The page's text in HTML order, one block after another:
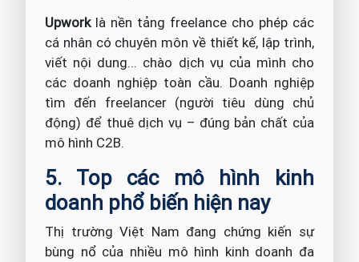
Upworklà nền tảng freelance cho phép các
cá nhân có chuyên môn về thiết kế, lập trình,
viết nội dung... chào dịch vụ của mình cho
các doanh nghiệp toàn cầu. Doanh nghiệp
tìm đến freelancer (người tiêu dùng chủ
động) để thuê dịch vụ – đúng bản chất của
mô hình C2B.
5. Top các mô hình kinh
doanh phổ biến hiện nay
Thị trường Việt Nam đang chứng kiến sự
bùng nổ của nhiều mô hình kinh doanh đa